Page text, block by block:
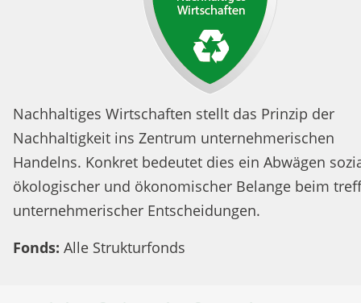
Nachhaltiges Wirtschaften stellt das Prinzip der
Nachhaltigkeit ins Zentrum unternehmerischen
Handelns. Konkret bedeutet dies ein Abwägen
ökologischer und ökonomischer Belange beim
unternehmerischer Entscheidungen.
Fonds: Alle Strukturfonds